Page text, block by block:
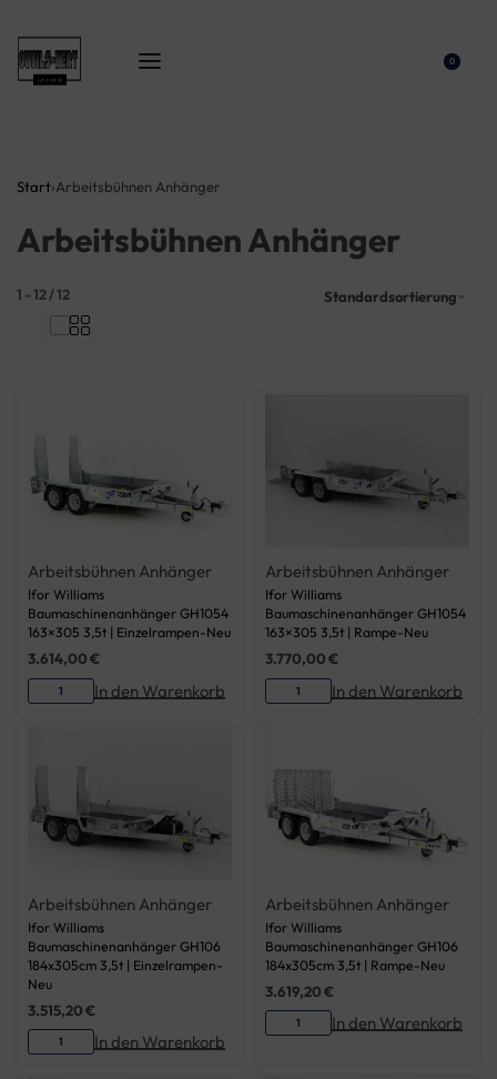
0
Start›Arbeitsbühnen Anhänger
Arbeitsbühnen Anhänger
1 -12/12 Standardsortierung
Arbeitsbühnen Anhänger
Ifor Williams
Baumaschinenanhänger GH1054
163×305 3,5t | Einzelrampen-Neu
3.614,00€
In den Warenkorb
Arbeitsbühnen Anhänger
Ifor Williams
Baumaschinenanhänger GH1054
163×305 3,5t | Rampe-Neu
3.770,00€
In den Warenkorb
Arbeitsbühnen Anhänger
Ifor Williams
Baumaschinenanhänger GH106
184x305cm 3,5t | Einzelrampen-
Neu
3.515,20€
In den Warenkorb
Arbeitsbühnen Anhänger
Ifor Williams
Baumaschinenanhänger GH106
184x305cm 3,5t | Rampe-Neu
3.619,20€
In den Warenkorb